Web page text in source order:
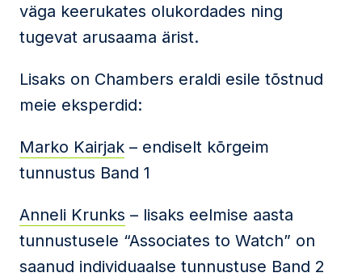
väga keerukates olukordades ning
tugevat arusaama ärist.
Lisaks on Chambers eraldi esile tõstnud
meie eksperdid:
Marko Kairjak – endiselt kõrgeim
tunnustus Band 1
Anneli Krunks – lisaks eelmise aasta
tunnustusele “Associates to Watch” on
saanud individuaalse tunnustuse Band 2